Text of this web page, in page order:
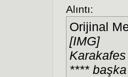
Alıntı:
Orijinal
[IMG]
****